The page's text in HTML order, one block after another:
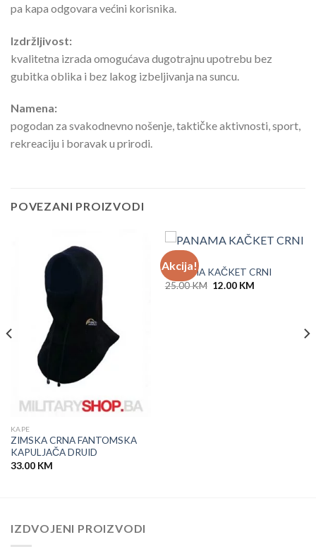
pa kapa odgovara većini korisnika.
Izdržljivost:
kvalitetna izrada omogućava dugotrajnu upotrebu bez
gubitka oblika i bez lakog izbeljivanja na suncu.
Namena:
pogodan za svakodnevno nošenje, taktičke aktivnosti, sport,
rekreaciju i boravak u prirodi.
POVEZANI PROIZVODI
KAPE
ZIMSKA CRNA FANTOMSKA
KAPULJAČA DRUID
33.00 KM
Akcija!
KAČKETI
PANAMA KAČKET CRNI
25.00KM Original
12.00 KMCurrent
IZDVOJENI PROIZVODI